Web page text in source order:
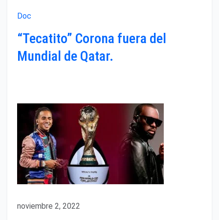
Doc
“Tecatito” Corona fuera del
Mundial de Qatar.
noviembre 2, 2022